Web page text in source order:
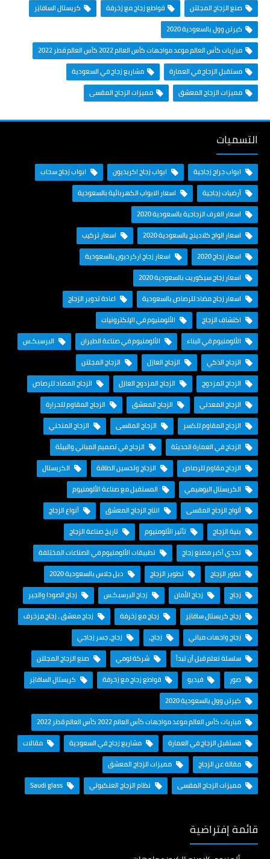
صنع الزجاج المجلتن
قواطع زجاج مع زخرفة
كريستال السافايَر
كيرتن وول بالسعودية 2020
مباريات كأس العالم موعد مواجهات كأس العالم 2022 كأس العالم قطر 2022
مستقبل الزجاج في العمارة
مشاريع زجاج في السعودية
مميزات الزجاج المعشق
مميزات الزجاج المقسى
التسميات
ابواب جراج زجاجية ابواب زجاج اكريديون
ابواب زجاج سحاب
أرضيات زجاجية
اسعار الابواب الكهربائية بالسعودية
اسعار الغرف الزجاجية بالسعودية 2020
اسعار الواح كلادينج بالسعودية 2020
اسعار تركيب
اسعار زجاج 2020
اسعار زجاج اركرديون بالسعودية
اسعار زجاج سيكوريت بالسعودية 2020
اسعار زجاج مضاد للرصاص بالسعودية
اعادة تدوير الزجاج
اكتشاف الزجاج
الألومنيوم في الإلكترونيات
الألومنيوم في البناء
الألومنيوم في صناعة الطيران
البرسبكـس
الزجاج الذكي
الزجاج العازل
الزجاج المجلتن
الزجاج المزدوج
الزجاج المزدوج العازل
الزجاج المضاد للرصاص
الزجاج المعدني
الزجاج المعشق
الزجاج المقاوم للحرارة
الزجاج المقاوم للكسر
الزجاج المقسى
الزجاج المنحني
الزجاج في العمارة الحديثة
الزجاج في تصميم المباني والبيئة
الزجاج مقاوم للرصاص
الزجاج وتحسين الطاقة
الكريستال
الكريستال البوهيمي
المستقبل مع صناعة الألومنيوم
ألواح الزجاج المقسى
انتاج الزجاج المعشق
أنواع الزجاج
بنية الزجاج
تأثير الألومنيوم
تاريخ صناعة الزجاج
تحدي أكبر مصنع زجاج
تطبيقات الألومنيوم في الصناعات المختلفة
تطور الزجاج
تطوير الزجاج
دبل جلاس بالسعودية 2020
زجاج
زجاج الأمان زجاج البرسبكـس
زجاج الصودا والجير
زجاج كريستال سافايَر
زجاج مع زخرفة
زجاج معشق ، زجاج مزخرف
زجاج واجهات مباني
زجاج،
زجاج، جسر زجاجي
سلسلة تعلم قبل أن تبدأ
شركة لومي
صنع الزجاج المجلتن
صور
فيديو قواطع زجاج مع زخرفة
كريستال السافايَر
كيرتن وول بالسعودية 2020
مباريات كأس العالم موعد مواجهات كأس العالم 2022 كأس العالم قطر 2022
مستقبل الزجاج في العمارة
مشاريع زجاج في السعودية
مقالات
مقالة عن الزجاج
مميزات الزجاج المعشق
مميزات الزجاج المقسى
نظام الزجاج العنكبوتي
قائمة إفتراضية